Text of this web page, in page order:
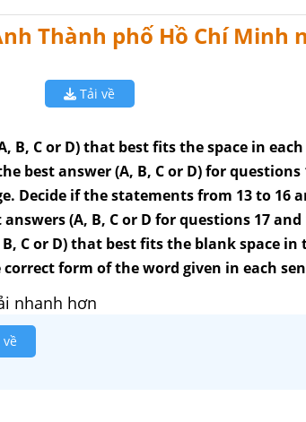
Thành phố Hồ Chí Minh
Tải về
B, C or D) that best fits the space in
best answer (A, B, C or D) for questions
Decide if the statements from 13 to 16
(A, B, C or D for questions 17 and
C or D) that best fits the blank space in
correct form of the word given in each
nhanh hơn